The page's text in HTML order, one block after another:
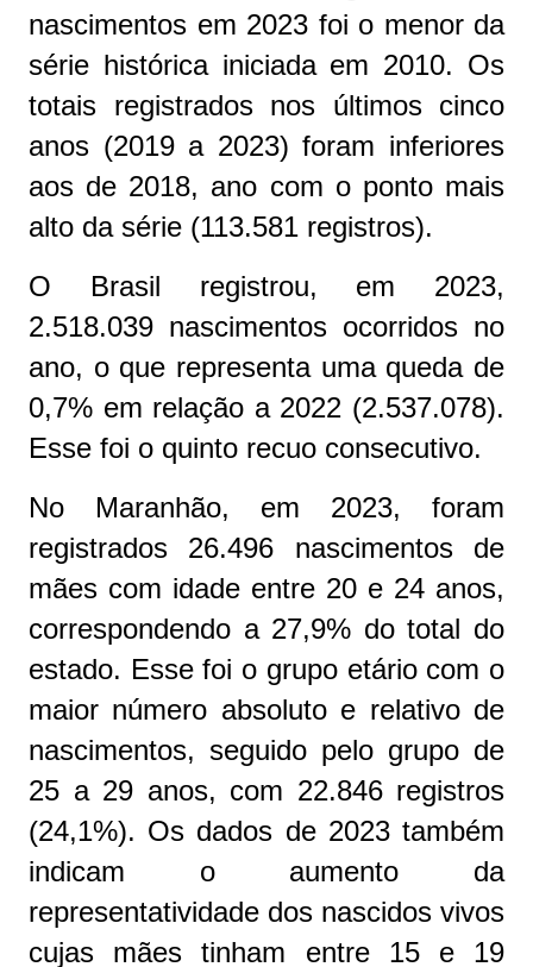
nascimentos em 2023 foi o menor da
série histórica iniciada em 2010. Os
totais registrados nos últimos cinco
anos (2019 a 2023) foram inferiores
aos de 2018, ano com o ponto mais
alto da série (113.581 registros).
O Brasil registrou, em 2023,
2.518.039 nascimentos ocorridos no
ano, o que representa uma queda de
0,7% em relação a 2022 (2.537.078).
Esse foi o quinto recuo consecutivo.
No Maranhão, em 2023, foram
registrados 26.496 nascimentos de
mães com idade entre 20 e 24 anos,
correspondendo a 27,9% do total do
estado. Esse foi o grupo etário com o
maior número absoluto e relativo de
nascimentos, seguido pelo grupo de
25 a 29 anos, com 22.846 registros
(24,1%). Os dados de 2023 também
indicam o aumento da
representatividade dos nascidos vivos
cujas mães tinham entre 15 e 19